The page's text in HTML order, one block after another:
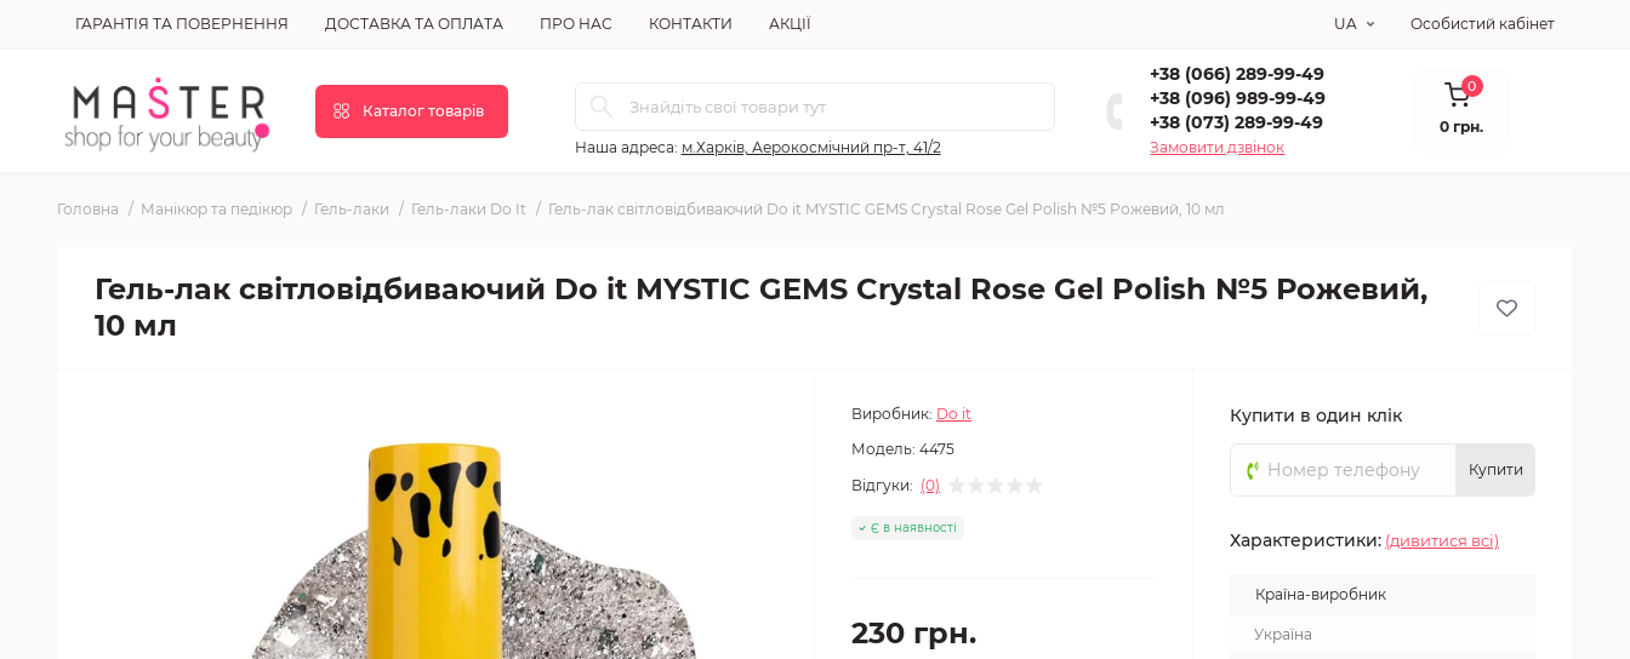
ГАРАНТІЯ ТА ПОВЕРНЕННЯ ДОСТАВКА ТА ОПЛАТА ПРО НАС КОНТАКТИ АКЦІЇ UA Особистий кабінет
Каталог товарів
Наша адреса: м.Харків, Аерокосмічний пр-т, 41/2
+38 (066) 289-99-49
+38 (096) 989-99-49
+38 (073) 289-99-49
Замовити дзвінок
0
0 грн.
Головна Манікюр та педікюр Гель-лаки Гель-лаки Do It Гель-лак світловідбиваючий Do it MYSTIC GEMS Crystal Rose Gel Polish №5 Рожевий, 10 мл
Гель-лак світловідбиваючий Do it MYSTIC GEMS Crystal Rose Gel Polish №5 Рожевий,
10 мл
Виробник: Do it
Модель: 4475
Відгуки: (0)
Є в наявності
230 грн.
Купити в один клік
Купити
Характеристики: (дивитися всі)
Країна-виробник
Україна